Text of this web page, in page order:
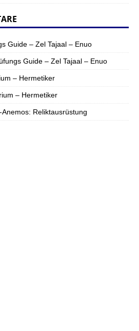
Guide – Zel Tajaal – Enuo
Guide – Zel Tajaal – Enuo
– Hermetiker
– Hermetiker
Anemos: Reliktausrüstung